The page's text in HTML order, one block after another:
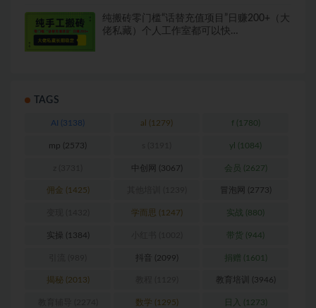
纯搬砖零门槛“话替充值项目”日赚200+（大
佬私藏）个人工作室都可以快…
TAGS
AI (3138) al (1279) f(1780)
mp (2573) yl (1084)
中创网 (3067) 会员 (2627)
佣金 (1425) 冒泡网 (2773)
学而思 (1247) 实战 (880)
实操 (1384) 带货 (944)
抖音 (2099) (1601)
揭秘(2013) 教育培训 (3946)
数学 (1295) 日入 (1273)